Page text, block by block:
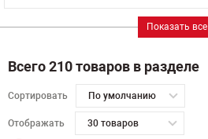
Показать все
Всего 210 товаров в разделе
Сортировать По умолчанию
Отображать 30 товаров